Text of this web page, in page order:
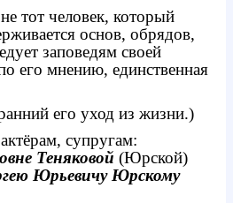
тот человек, который
основ, обрядов,
заповедям своей
его мнению, единственная
его уход из жизни.)
актёрам, супругам:
Теняковой (Юрской)
Юрьевичу Юрскому